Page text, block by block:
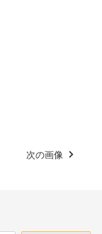
次の画像